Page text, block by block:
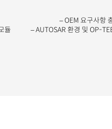
듈
– OEM 요구사항
– AUTOSAR 환경 및 OP-